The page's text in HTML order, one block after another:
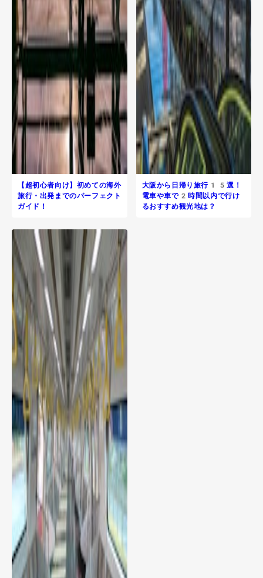
【超初心者向け】初めての海外
旅行・出発までのパーフェクト
ガイド！
大阪から日帰り旅行​15選！
電車や車で2時間以内で行け
るおすすめ観光地は？